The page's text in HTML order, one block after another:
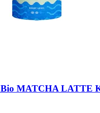
Bio MATCHA LATTE